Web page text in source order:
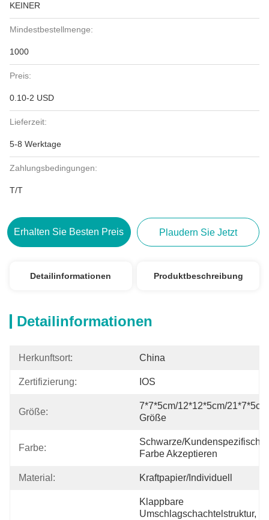
KEINER
Mindestbestellmenge:
1000
Preis:
0.10-2 USD
Lieferzeit:
5-8 Werktage
Zahlungsbedingungen:
T/T
Erhalten Sie Besten Preis Plaudern Sie Jetzt
Detailinformationen Produktbeschreibung
Detailinformationen
Herkunftsort: China
Zertifizierung: IOS
Größe:
7*7*5cm/12*12*5cm/
Größe
Farbe:
Schwarze/kundenspezifische
Farbe Akzeptieren
Material: Kraftpapier/Individuell
Klappbare
Umschlagschachtelstruktur,